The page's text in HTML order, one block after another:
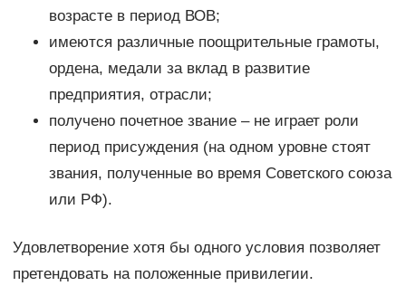
возрасте в период ВОВ;
имеются различные поощрительные грамоты,
ордена, медали за вклад в развитие
предприятия, отрасли;
получено почетное звание – не играет роли
период присуждения (на одном уровне стоят
звания, полученные во время Советского союза
или РФ).
Удовлетворение хотя бы одного условия позволяет
претендовать на положенные привилегии.